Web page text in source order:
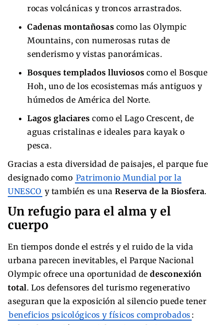
rocas volcánicas y troncos arrastrados.
Cadenas montañosas como las Olympic
Mountains, con numerosas rutas de
senderismo y vistas panorámicas.
Bosques templados lluviosos como el Bosque
Hoh, uno de los ecosistemas más antiguos y
húmedos de América del Norte.
Lagos glaciares como el Lago Crescent, de
aguas cristalinas e ideales para kayak o
pesca.
Gracias a esta diversidad de paisajes, el parque fue
designado como Patrimonio Mundial por la
UNESCO y también es una Reserva de la Biosfera.
Un refugio para el alma y el
cuerpo
En tiempos donde el estrés y el ruido de la vida
urbana parecen inevitables, el Parque Nacional
Olympic ofrece una oportunidad de desconexión
total. Los defensores del turismo regenerativo
aseguran que la exposición al silencio puede tener
beneficios psicológicos y físicos comprobados :